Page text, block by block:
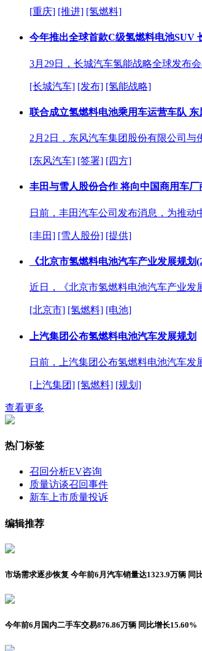
[重庆] [推进] [氢燃料]
今年推出全球首款C级氢燃料电池SUV
3月29日，长城汽车氢能战略全球发布
[长城汽车] [发布] [氢能战略]
联合成立氢燃料电池乘用车运营车队
2月2日，东风汽车集团股份有限公司与
[东风汽车] [签署] [四方]
丰田与雪人股份合作 将向中国商用车
日前，丰田汽车公司发布消息，为推动
[丰田] [雪人股份] [提供]
《北京市氢燃料电池汽车产业发展规划
近日，《北京市氢燃料电池汽车产业发
[北京市] [氢燃料] [电池]
上汽集团公布氢燃料电池汽车发展规划
日前，上汽集团公布氢燃料电池汽车发
[上汽集团] [氢燃料] [规划]
查看更多
热门标签
召回分析EV咨询
质量访谈召回事件
新车上市质量投诉
编辑推荐
市场需求逐步恢复 今年前6月汽车销量达1323.9万辆 同
今年前6月国内二手车交易876.86万辆 同比增长15.60%